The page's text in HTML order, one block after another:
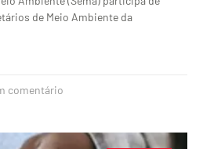
de Meio Ambiente da
comentário